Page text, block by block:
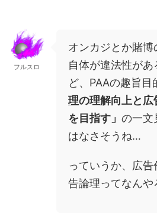
フルスロ
オンカジとか賭博
自体が違法性が
ど、PAAの趣旨目
理の理解向上と広
を目指す」 の一文
はなさそうね…
っていうか、広
告論理ってなん